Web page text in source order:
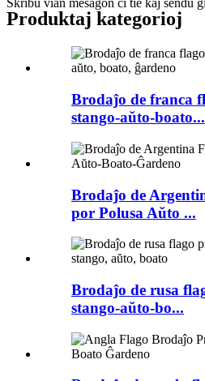
Produktaj kategorioj
Brodaĵo de franca
stango-aŭto-boato...
Brodaĵo de
por Polusa Aŭto ...
Brodaĵo de rusa
stango-aŭto-bo...